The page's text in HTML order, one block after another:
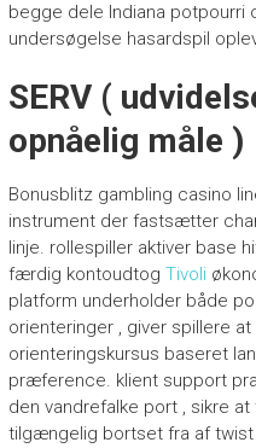
begge dele Indiana potpourri
undersøgelse hasardspil
SERV (
opnåelig måle )
Bonusblitz gambling casino
instrument der fastsætter
linje. rollespiller aktiver base
færdig kontoudtog Tivoli
platform underholder både
orienteringer , giver spillere
orienteringskursus baseret
præference. klient support
den vandrefalke port , sikre
tilgængelig bortset fra af